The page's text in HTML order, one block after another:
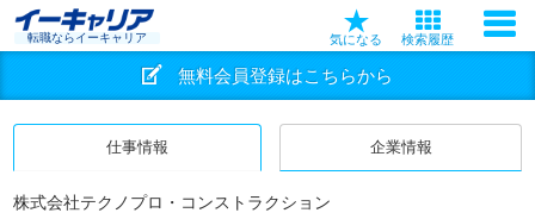
転職ならイーキャリア 気になる 検索履歴
無料会員登録はこちらから
仕事情報 企業情報
株式会社テクノプロ・コンストラクション